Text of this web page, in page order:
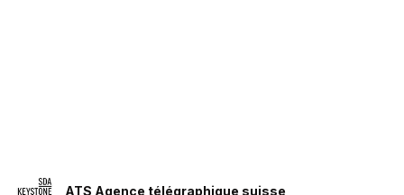
ATS Agence télégraphique suisse